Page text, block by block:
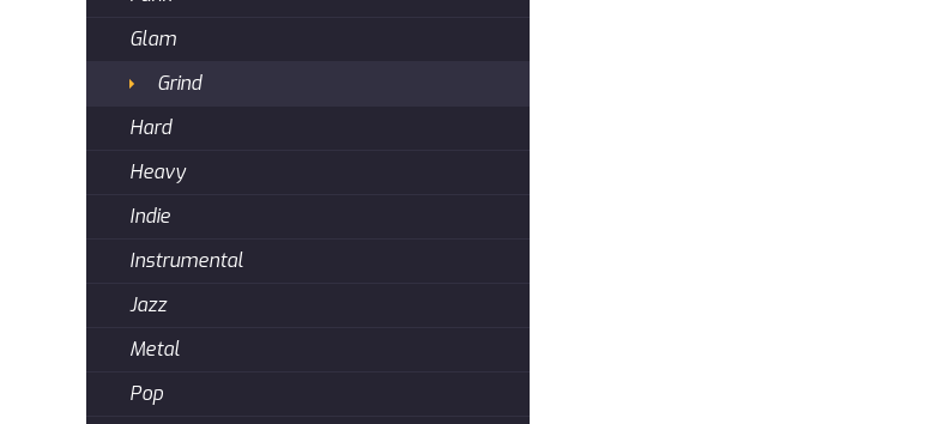
Glam
Grind
Hard
Heavy
Indie
Instrumental
Jazz
Metal
Pop